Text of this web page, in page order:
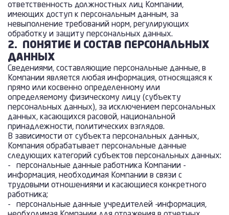
ответственность должностных лиц Компании,
имеющих доступ к персональным данным, за
невыполнение требований норм, регулирующих
обработку и защиту персональных данных.
2. ПОНЯТИЕ И СОСТАВ ПЕРСОНАЛЬНЫХ
ДАННЫХ
Сведениями, составляющие персональные данные, в
Компании является любая информация, относящаяся к
прямо или косвенно определенному или
определяемому физическому лицу (субъекту
персональных данных), за исключением персональных
данных, касающихся расовой, национальной
принадлежности, политических взглядов.
В зависимости от субъекта персональных данных,
Компания обрабатывает персональные данные
следующих категорий субъектов персональных данных:
- персональные данные работника Компании -
информация, необходимая Компании в связи с
трудовыми отношениями и касающиеся конкретного
работника;
- персональные данные учредителей -информация,